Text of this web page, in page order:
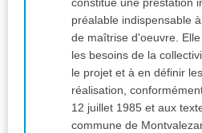
constitue une prestation
préalable indispensable
de maîtrise d'oeuvre.
les besoins de la
le projet et à en définir
réalisation,
12 juillet 1985 et aux
commune de